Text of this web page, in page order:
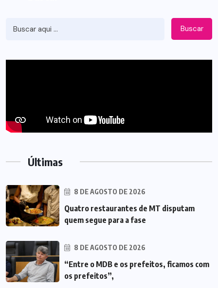
Buscar
Últimas
8 DE AGOSTO DE 2026
Quatro restaurantes de MT disputam
quem segue para a fase
8 DE AGOSTO DE 2026
“Entre o MDB e os prefeitos, ficamos com
os prefeitos”,